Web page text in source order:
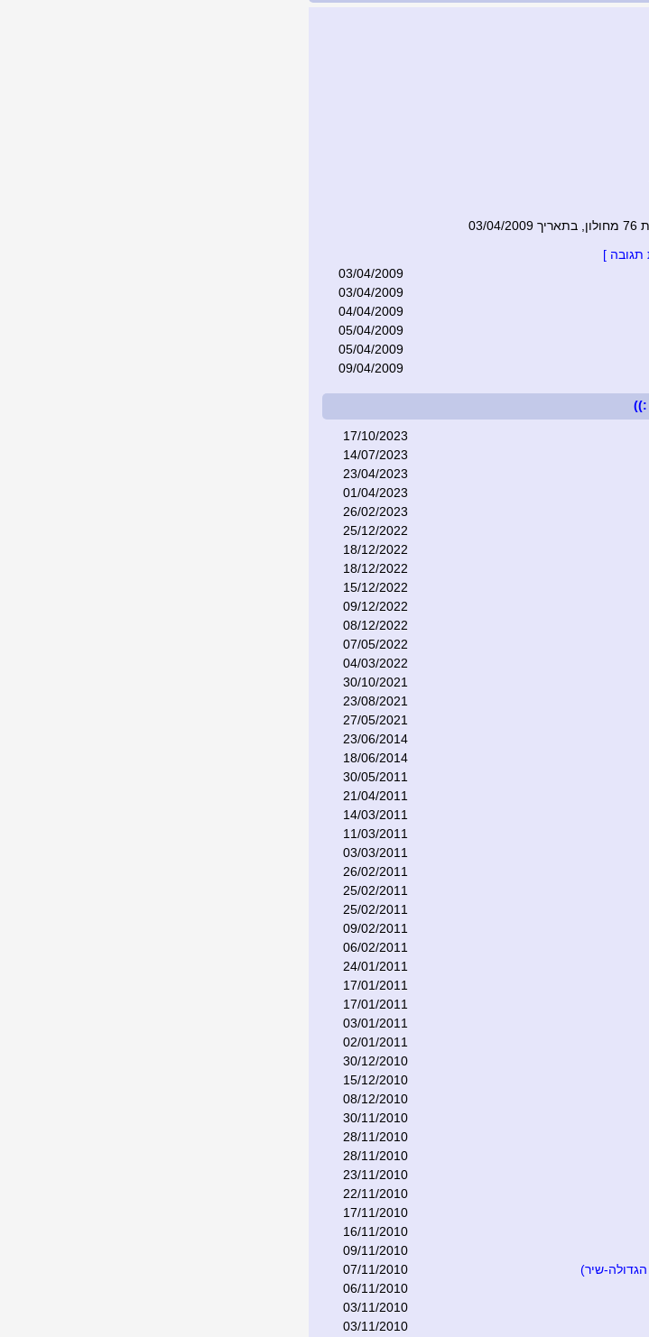
2009
תגובה ]
03/04/2009
03/04/2009
04/04/2009
05/04/2009
05/04/2009
09/04/2009
:))
17/10/2023
14/07/2023
23/04/2023
01/04/2023
26/02/2023
25/12/2022
18/12/2022
18/12/2022
15/12/2022
09/12/2022
08/12/2022
07/05/2022
04/03/2022
30/10/2021
23/08/2021
27/05/2021
23/06/2014
18/06/2014
30/05/2011
21/04/2011
14/03/2011
11/03/2011
03/03/2011
26/02/2011
25/02/2011
25/02/2011
09/02/2011
06/02/2011
24/01/2011
17/01/2011
17/01/2011
03/01/2011
02/01/2011
30/12/2010
15/12/2010
08/12/2010
30/11/2010
28/11/2010
28/11/2010
23/11/2010
22/11/2010
17/11/2010
16/11/2010
09/11/2010
שיר)
07/11/2010
06/11/2010
03/11/2010
03/11/2010